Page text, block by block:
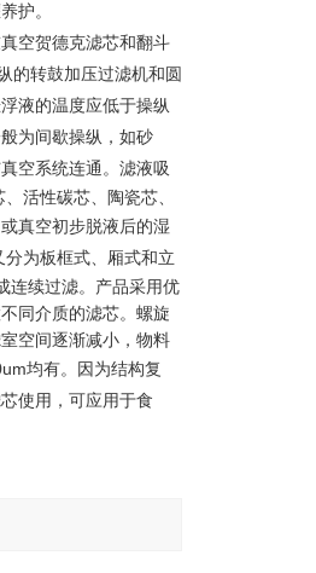
护。
空贺德克滤芯和翻斗
的转鼓加压过滤机和圆
液的温度应低于操纵
为间歇操纵，如砂
空系统连通。滤液吸
活性碳芯、陶瓷芯、
真空初步脱液后的湿
分为板框式、厢式和立
连续过滤。产品采用优
同介质的滤芯。螺旋
空间逐渐减小，物料
均有。因为结构复
使用，可应用于食